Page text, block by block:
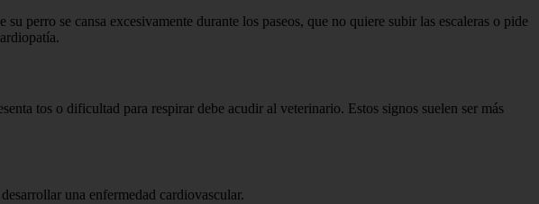
perro se cansa excesivamente durante los paseos, que no quiere subir las escaleras o pide
tos o dificultad para respirar debe acudir al veterinario. Estos signos suelen ser más
una enfermedad cardiovascular.